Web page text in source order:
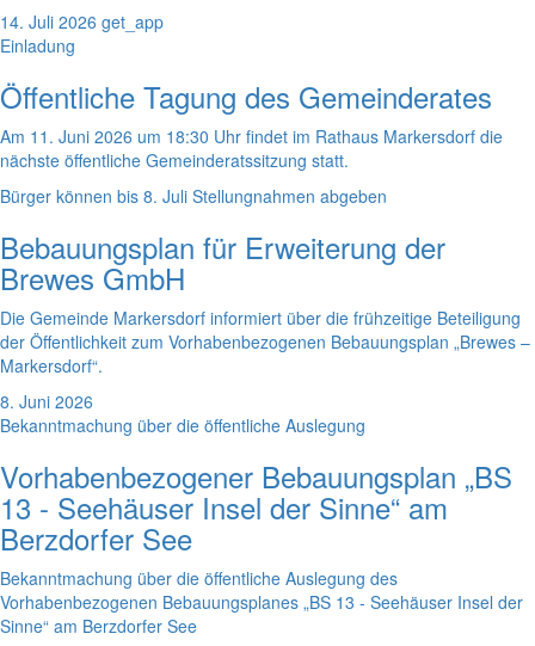
14. Juli 2026 get_app
Einladung
Öffentliche Tagung des Gemeinderates
Am 11. Juni 2026 um 18:30 Uhr findet im Rathaus Markersdorf die
nächste öffentliche Gemeinderatssitzung statt.
Bürger können bis 8. Juli Stellungnahmen abgeben
Bebauungsplan für Erweiterung der
Brewes GmbH
Die Gemeinde Markersdorf informiert über die frühzeitige Beteiligung
der Öffentlichkeit zum Vorhabenbezogenen Bebauungsplan „Brewes –
Markersdorf“.
8. Juni 2026
Bekanntmachung über die öffentliche Auslegung
Vorhabenbezogener Bebauungsplan „BS
13 - Seehäuser Insel der Sinne“ am
Berzdorfer See
Bekanntmachung über die öffentliche Auslegung des
Vorhabenbezogenen Bebauungsplanes „BS 13 - Seehäuser Insel der
Sinne“ am Berzdorfer See